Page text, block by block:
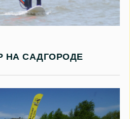
НА САДГОРОДЕ